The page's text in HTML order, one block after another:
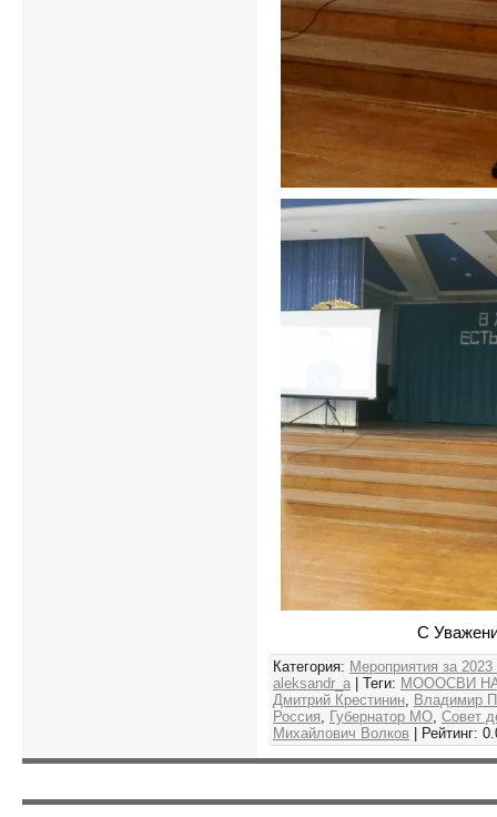
С
Категория: Мероприятия за 2023
aleksandr_a | Теги: МОООСВИ
Дмитрий Крестинин Владимир
Россия
Губернатор МО Совет
Михайлович Волков | Рейтинг: